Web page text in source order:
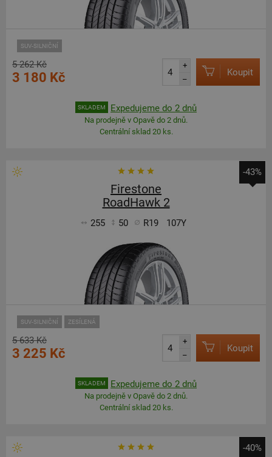
SUV-SILNIČNÍ
5 262 Kč
3 180 Kč
+
–
Koupit
SKLADEM Expedujeme do 2 dnů
Na prodejně v Opavě do 2 dnů.
Centrální sklad 20 ks.
-43%
Firestone
RoadHawk 2
255 50 R19 107Y
SUV-SILNIČNÍ ZESÍLENÁ
5 633 Kč
3 225 Kč
+
–
Koupit
SKLADEM Expedujeme do 2 dnů
Na prodejně v Opavě do 2 dnů.
Centrální sklad 20 ks.
-40%